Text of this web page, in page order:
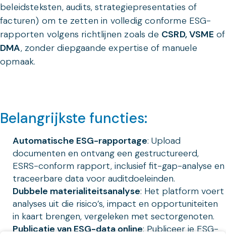
beleidsteksten, audits, strategiepresentaties of
facturen) om te zetten in volledig conforme ESG-
rapporten volgens richtlijnen zoals de CSRD, VSME of
DMA, zonder diepgaande expertise of manuele
opmaak.
Belangrijkste functies:
Automatische ESG-rapportage: Upload
documenten en ontvang een gestructureerd,
ESRS-conform rapport, inclusief fit-gap-analyse en
traceerbare data voor auditdoeleinden.
Dubbele materialiteitsanalyse: Het platform voert
analyses uit die risico’s, impact en opportuniteiten
in kaart brengen, vergeleken met sectorgenoten.
Publicatie van ESG-data online: Publiceer je ESG-